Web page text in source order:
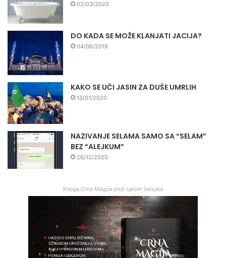
02/03/2020
DO KADA SE MOŽE KLANJATI JACIJA?
04/06/2019
KAKO SE UČI JASIN ZA DUŠE UMRLIH
13/01/2020
NAZIVANJE SELAMA SAMO SA “SELAM”
BEZ “ALEJKUM”
26/12/2020
Knjiga Crna Magija pod lupom šerijata